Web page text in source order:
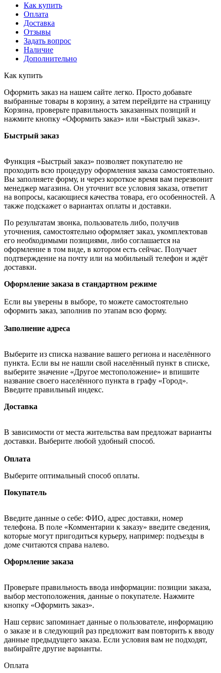
Как купить
Оплата
Доставка
Отзывы
Задать вопрос
Наличие
Дополнительно
Как купить
Оформить заказ на нашем сайте легко. Просто добавьте
выбранные товары в корзину, а затем перейдите на страницу
Корзина, проверьте правильность заказанных позиций и
нажмите кнопку «Оформить заказ» или «Быстрый заказ».
Быстрый заказ
Функция «Быстрый заказ» позволяет покупателю не
проходить всю процедуру оформления заказа самостоятельно.
Вы заполняете форму, и через короткое время вам перезвонит
менеджер магазина. Он уточнит все условия заказа, ответит
на вопросы, касающиеся качества товара, его особенностей. А
также подскажет о вариантах оплаты и доставки.
По результатам звонка, пользователь либо, получив
уточнения, самостоятельно оформляет заказ, укомплектовав
его необходимыми позициями, либо соглашается на
оформление в том виде, в котором есть сейчас. Получает
подтверждение на почту или на мобильный телефон и ждёт
доставки.
Оформление заказа в стандартном режиме
Если вы уверены в выборе, то можете самостоятельно
оформить заказ, заполнив по этапам всю форму.
Заполнение адреса
Выберите из списка название вашего региона и населённого
пункта. Если вы не нашли свой населённый пункт в списке,
выберите значение «Другое местоположение» и впишите
название своего населённого пункта в графу «Город».
Введите правильный индекс.
Доставка
В зависимости от места жительства вам предложат варианты
доставки. Выберите любой удобный способ.
Оплата
Выберите оптимальный способ оплаты.
Покупатель
Введите данные о себе: ФИО, адрес доставки, номер
телефона. В поле «Комментарии к заказу» введите сведения,
которые могут пригодиться курьеру, например: подъезды в
доме считаются справа налево.
Оформление заказа
Проверьте правильность ввода информации: позиции заказа,
выбор местоположения, данные о покупателе. Нажмите
кнопку «Оформить заказ».
Наш сервис запоминает данные о пользователе, информацию
о заказе и в следующий раз предложит вам повторить к вводу
данные предыдущего заказа. Если условия вам не подходят,
выбирайте другие варианты.
Оплата